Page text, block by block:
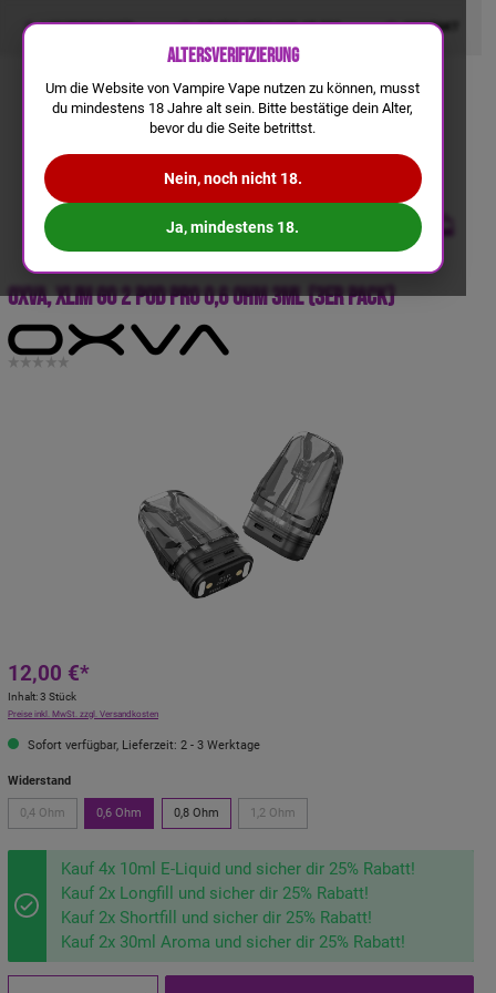
LIQUIDRECHNER GRATIS VERSAND AB 50€ KONTAKT
OXVA, Xlim Go 2 Pod Pro 0,6 Ohm 3ml (3er Pack)
12,00 €*
Inhalt:3 Stück
Preise inkl. MwSt. zzgl. Versandkosten
Sofort verfügbar, Lieferzeit: 2 - 3 Werktage
Widerstand
0,4 Ohm 0,6 Ohm 0,8 Ohm 1,2 Ohm
Kauf 4x 10ml E-Liquid und sicher dir 25% Rabatt!
Kauf 2x Longfill und sicher dir 25% Rabatt!
Kauf 2x Shortfill und sicher dir 25% Rabatt!
Kauf 2x 30ml Aroma und sicher dir 25% Rabatt!
Altersverifizierung
Um die Website von Vampire Vape nutzen zu können, musst
du mindestens 18 Jahre alt sein. Bitte bestätige dein Alter,
bevor du die Seite betrittst.
Nein, noch nicht 18.
Ja, mindestens 18.